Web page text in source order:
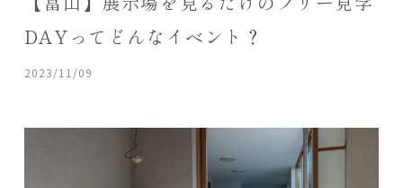
コラム
土地情報
ブログ
DAYってどんなイベント？
2023/11/09